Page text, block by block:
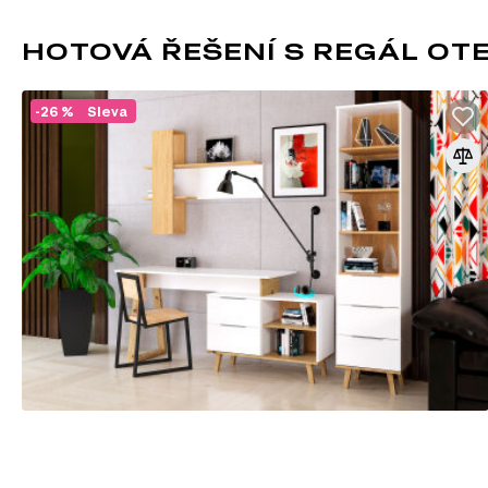
HOTOVÁ ŘEŠENÍ S REGÁL
Sleva
-26 %